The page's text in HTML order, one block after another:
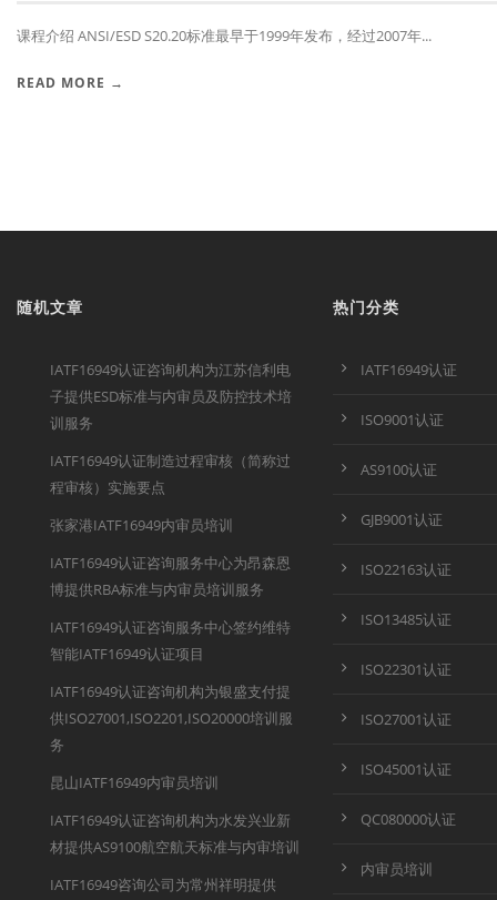
课程介绍 ANSI/ESD S20.20标准最早于1999年发布，经过2007年...
READ MORE →
随机文章
IATF16949认证咨询机构为江苏信利电
子提供ESD标准与内审员及防控技术培
训服务
IATF16949认证制造过程审核（简称过
程审核）实施要点
张家港IATF16949内审员培训
IATF16949认证咨询服务中心为昂森恩
博提供RBA标准与内审员培训服务
IATF16949认证咨询服务中心签约维特
智能IATF16949认证项目
IATF16949认证咨询机构为银盛支付提
供ISO27001,ISO2201,ISO20000培训服
务
昆山IATF16949内审员培训
IATF16949认证咨询机构为水发兴业新
材提供AS9100航空航天标准与内审培训
IATF16949咨询公司为常州祥明提供
热门分类
IATF16949认证
ISO9001认证
AS9100认证
GJB9001认证
ISO22163认证
ISO13485认证
ISO22301认证
ISO27001认证
ISO45001认证
QC080000认证
内审员培训